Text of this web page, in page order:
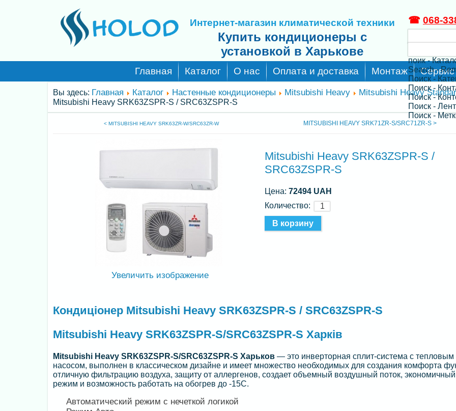
Интернет-магазин климатической техники
Купить кондиционеры с
установкой в Харькове
поик -
Search -
Поиск -
Поиск -
Поиск -
Поиск -
Поиск -
☎ 068-
Главная Каталог О нас Оплата и доставка Монтаж Сервис
Вы здесь: Главная Каталог Настенные кондиционеры Mitsubishi Heavy Mitsubishi Heavy
Mitsubishi Heavy SRK63ZSPR-S / SRC63ZSPR-S
< MITSUBISHI HEAVY SRK63ZR-W/SRC63ZR-W MITSUBISHI HEAVY SRK71ZR-S/SRC71ZR-S >
Увеличить изображение
Mitsubishi Heavy SRK63ZSPR-S /
SRC63ZSPR-S
Цена:72494 UAH
Количество:
Кондиціонер Mitsubishi Heavy SRK63ZSPR-S / SRC63ZSPR-S
Mitsubishi Heavy SRK63ZSPR-S/SRC63ZSPR-S Харків
Mitsubishi Heavy SRK63ZSPR-S/SRC63ZSPR-S Харьков — это инверторная сплит-система с тепловым
насосом, выполнен в классическом дизайне и имеет множество необходимых для создания комфорта
отличную фильтрацию воздуха, защиту от аллергенов, создает объемный воздушный поток, экономичный
режим и возможность работать на обогрев до -15С.
Автоматический режим с нечеткой логикой